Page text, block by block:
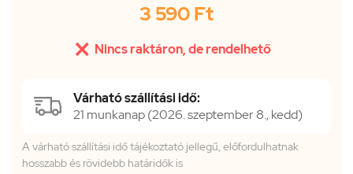
3 590 Ft
 Nincs raktáron, de rendelhető
Várható szállítási idő:
21 munkanap (2026. szeptember 8., kedd)
A várható szállítási idő tájékoztató jellegű, előfordulhatnak
hosszabb és rövidebb határidők is